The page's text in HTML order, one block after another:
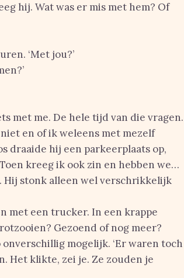
hij. Wat was er mis met hem? Of
‘Met jou?’
met me. De hele tijd van die vragen.
en of ik weleens met mezelf
draaide hij een parkeerplaats op,
kreeg ik ook zin en hebben we…
Hij stonk alleen wel verschrikkelijk
met een trucker. In een krappe
Gezoend of nog meer?
onverschillig mogelijk. ‘Er waren toch
Het klikte, zei je. Ze zouden je